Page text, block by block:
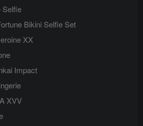
Selfie
Bikini Selfie Set
XX
Impact
XVV